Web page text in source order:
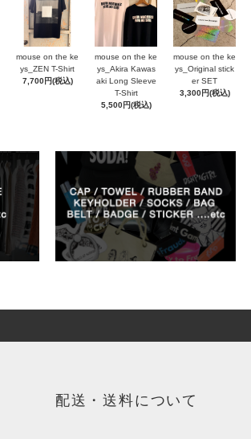
mouse on the ke
ys_ZEN T-Shirt
7,700円(税込)
mouse on the ke
ys_Akira Kawas
aki Long Sleeve
T-Shirt
5,500円(税込)
mouse on the ke
ys_Original stick
er SET
3,300円(税込)
配送・送料について